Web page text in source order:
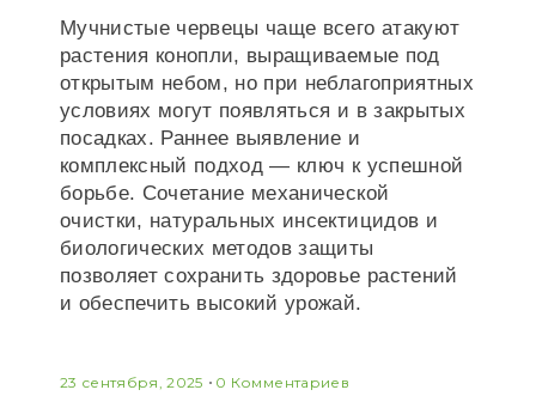
Мучнистые червецы чаще всего атакуют
растения конопли, выращиваемые под
открытым небом, но при неблагоприятных
условиях могут появляться и в закрытых
посадках. Раннее выявление и
комплексный подход — ключ к успешной
борьбе. Сочетание механической
очистки, натуральных инсектицидов и
биологических методов защиты
позволяет сохранить здоровье растений
и обеспечить высокий урожай.
23 сентября, 2025 0 Комментариев